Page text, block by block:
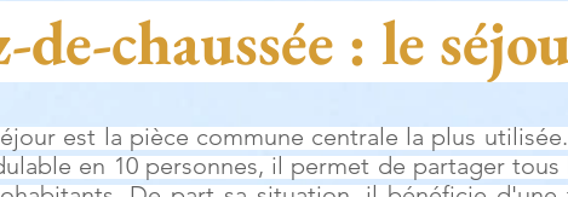
de-chaussée : le
est la pièce commune centrale la plus
en 10 personnes, il permet de partager